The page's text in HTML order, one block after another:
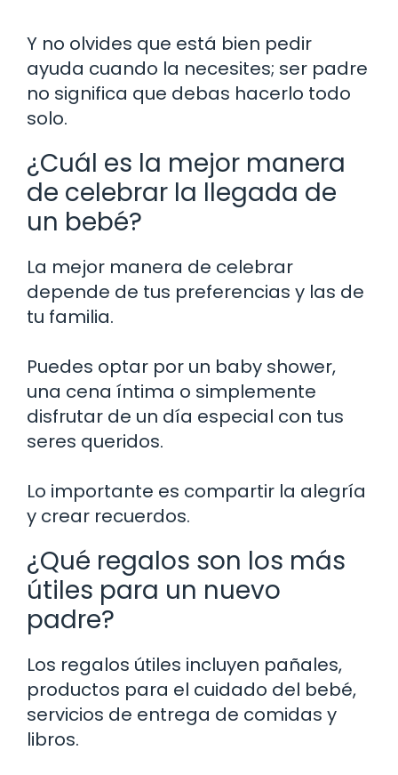
Y no olvides que está bien pedir
ayuda cuando la necesites; ser padre
no significa que debas hacerlo todo
solo.
¿Cuál es la mejor manera
de celebrar la llegada de
un bebé?
La mejor manera de celebrar
depende de tus preferencias y las de
tu familia.
Puedes optar por un baby shower,
una cena íntima o simplemente
disfrutar de un día especial con tus
seres queridos.
Lo importante es compartir la alegría
y crear recuerdos.
¿Qué regalos son los más
útiles para un nuevo
padre?
Los regalos útiles incluyen pañales,
productos para el cuidado del bebé,
servicios de entrega de comidas y
libros.